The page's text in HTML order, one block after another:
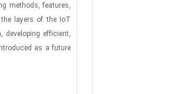
methods, features,
layers of the IoT
efficient,
as a future